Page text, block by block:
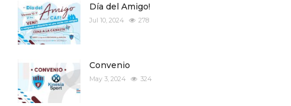
Día del Amigo!
Jul 10, 2024 278
Convenio
May 3, 2024 324